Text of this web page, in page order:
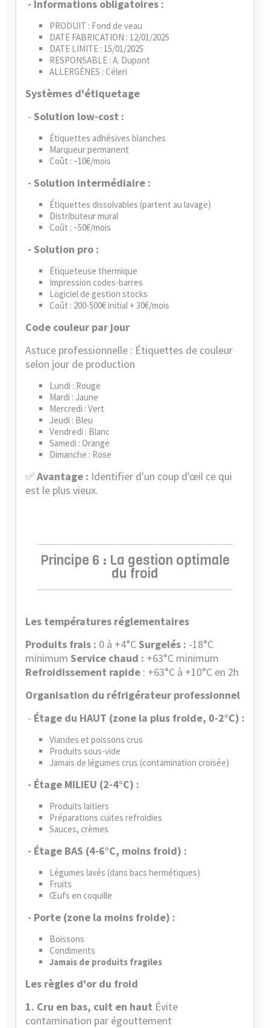
- Informations obligatoires :
PRODUIT : Fond de veau
DATE FABRICATION : 12/01/2025
DATE LIMITE : 15/01/2025
RESPONSABLE : A. Dupont
ALLERGÈNES : Céleri
Systèmes d'étiquetage
- Solution low-cost :
Étiquettes adhésives blanches
Marqueur permanent
Coût : ~10€/mois
- Solution intermédiaire :
Étiquettes dissolvables (partent au lavage)
Distributeur mural
Coût : ~50€/mois
- Solution pro :
Étiqueteuse thermique
Impression codes-barres
Logiciel de gestion stocks
Coût : 200-500€ initial + 30€/mois
Code couleur par jour
Astuce professionnelle : Étiquettes de couleur
selon jour de production
Lundi : Rouge
Mardi : Jaune
Mercredi : Vert
Jeudi : Bleu
Vendredi : Blanc
Samedi : Orange
Dimanche : Rose
✅Avantage : Identifier d'un coup d'œil ce qui
est le plus vieux.
Principe 6 : La gestion optimale
du froid
Les températures réglementaires
Produits frais : 0 à +4°CSurgelés : -18°C
minimum Service chaud : +63°C minimum
Refroidissement rapide : +63°C à +10°C en 2h
Organisation du réfrigérateur professionnel
- Étage du HAUT (zone la plus froide, 0-2°C) :
Viandes et poissons crus
Produits sous-vide
Jamais de légumes crus (contamination croisée)
- Étage MILIEU (2-4°C) :
Produits laitiers
Préparations cuites refroidies
Sauces, crèmes
- Étage BAS (4-6°C, moins froid) :
Légumes lavés (dans bacs hermétiques)
Fruits
Œufs en coquille
- Porte (zone la moins froide) :
Boissons
Condiments
Jamais de produits fragiles
Les règles d'or du froid
1. Cru en bas, cuit en haut Évite
contamination par égouttement